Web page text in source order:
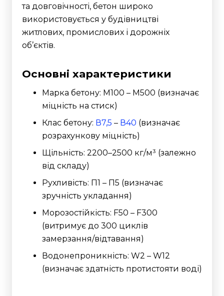
та довговічності, бетон широко
використовується у будівництві
житлових, промислових і дорожніх
об’єктів.
Основні характеристики
Марка бетону: М100 – М500 (визначає
міцність на стиск)
Клас бетону: В7,5 – В40 (визначає
розрахункову міцність)
Щільність: 2200–2500 кг/м³ (залежно
від складу)
Рухливість: П1 – П5 (визначає
зручність укладання)
Морозостійкість: F50 – F300
(витримує до 300 циклів
замерзання/відтавання)
Водонепроникність: W2 – W12
(визначає здатність протистояти воді)